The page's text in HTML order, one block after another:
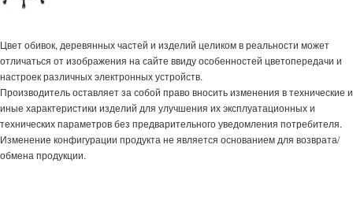
Цвет обивок, деревянных частей и изделий целиком в реальности может
отличаться от изображения на сайте ввиду особенностей цветопередачи и
настроек различных электронных устройств.
Производитель оставляет за собой право вносить изменения в технические и
иные характеристики изделий для улучшения их эксплуатационных и
технических параметров без предварительного уведомления потребителя.
Изменение конфигурации продукта не является основанием для возврата/
обмена продукции.